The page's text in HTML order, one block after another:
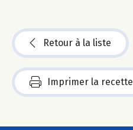
Retour à la liste
Imprimer la recette